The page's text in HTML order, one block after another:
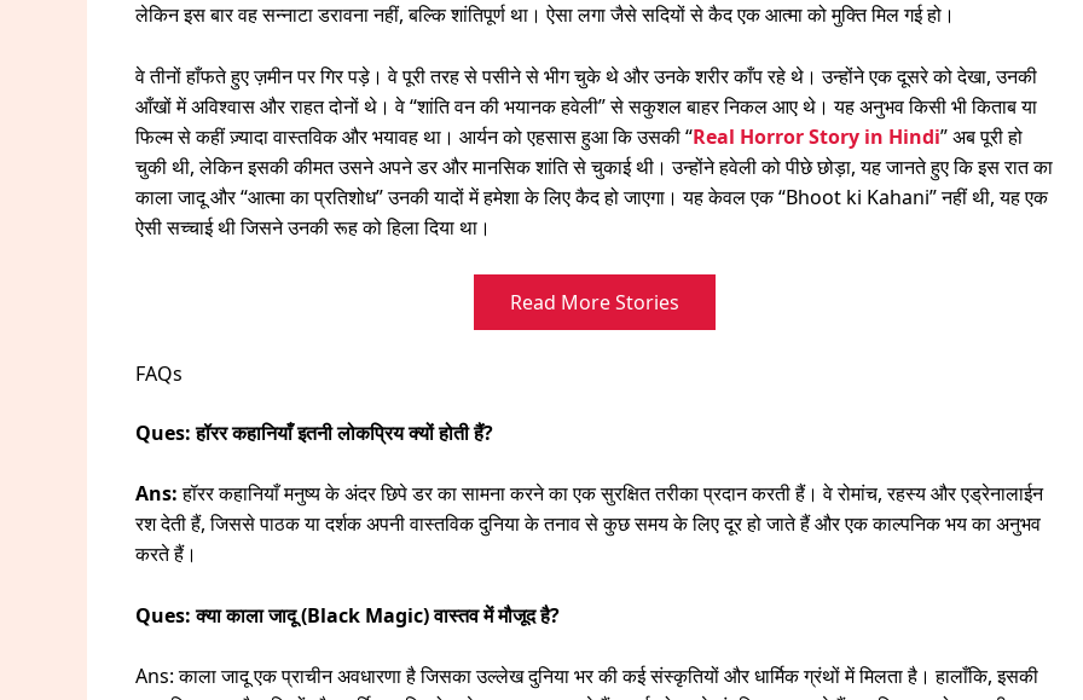
लेकिन इस बार वह सन्नाटा डरावना नहीं, बल्कि शांतिपूर्ण था। ऐसा लगा जैसे सदियों से कैद एक आत्मा को मुक्ति मिल गई हो।
वे तीनों हाँफते हुए ज़मीन पर गिर पड़े। वे पूरी तरह से पसीने से भीग चुके थे और उनके शरीर काँप रहे थे। उन्होंने एक दूसरे को देखा, उनकी
आँखों में अविश्वास और राहत दोनों थे। वे “शांति वन की भयानक हवेली” से सकुशल बाहर निकल आए थे। यह अनुभव किसी भी किताब या
फिल्म से कहीं ज़्यादा वास्तविक और भयावह था। आर्यन को एहसास हुआ कि उसकी “Real Horror Story in Hindi” अब पूरी हो
चुकी थी, लेकिन इसकी कीमत उसने अपने डर और मानसिक शांति से चुकाई थी। उन्होंने हवेली को पीछे छोड़ा, यह जानते हुए कि इस रात का
काला जादू और “आत्मा का प्रतिशोध” उनकी यादों में हमेशा के लिए कैद हो जाएगा। यह केवल एक “Bhoot ki Kahani” नहीं थी, यह एक
ऐसी सच्चाई थी जिसने उनकी रूह को हिला दिया था।
Read More Stories
FAQs
Ques: हॉरर कहानियाँ इतनी लोकप्रिय क्यों होती हैं?
Ans:हॉरर कहानियाँ मनुष्य के अंदर छिपे डर का सामना करने का एक सुरक्षित तरीका प्रदान करती हैं। वे रोमांच, रहस्य और एड्रेनालाईन
रश देती हैं, जिससे पाठक या दर्शक अपनी वास्तविक दुनिया के तनाव से कुछ समय के लिए दूर हो जाते हैं और एक काल्पनिक भय का अनुभव
करते हैं।
Ques: क्या काला जादू (Black Magic) वास्तव में मौजूद है?
Ans: काला जादू एक प्राचीन अवधारणा है जिसका उल्लेख दुनिया भर की कई संस्कृतियों और धार्मिक ग्रंथों में मिलता है। हालाँकि, इसकी